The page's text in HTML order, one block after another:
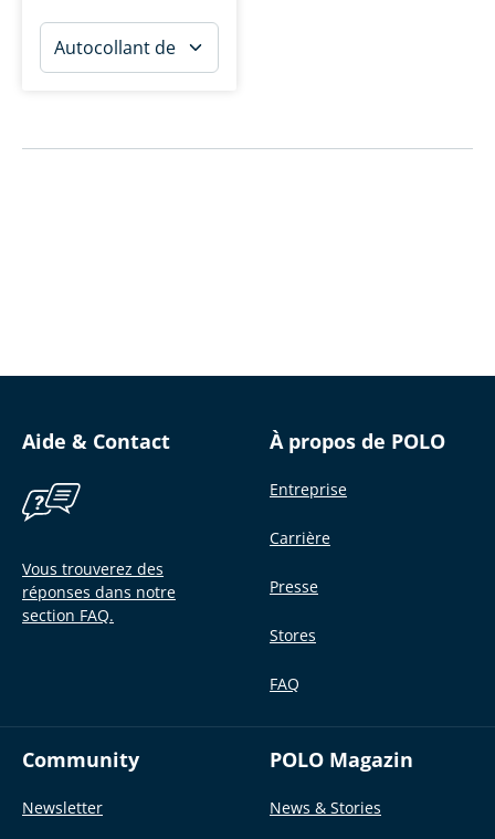
Aide & Contact
Vous trouverez des
réponses dans notre
section FAQ.
À propos de POLO
Entreprise
Carrière
Presse
Stores
FAQ
Community
Newsletter
POLO Magazin
News & Stories